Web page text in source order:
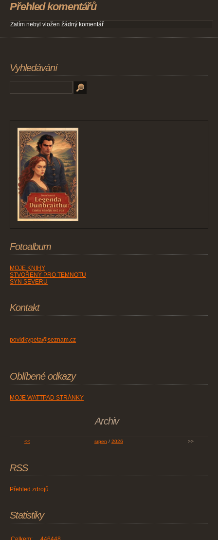
Přehled komentářů
Zatím nebyl vložen žádný komentář
Vyhledávání
Fotoalbum
MOJE KNIHY
STVOŘENÝ PRO TEMNOTU
SYN SEVERU
Kontakt
povidkypeta@seznam.cz
Oblíbené odkazy
MOJE WATTPAD STRÁNKY
Archiv
<< srpen / 2026 >>
RSS
Přehled zdrojů
Statistiky